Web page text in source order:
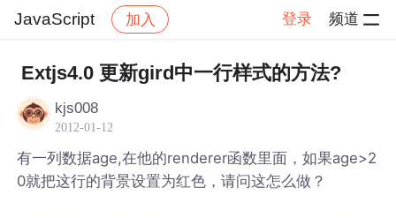
JavaScript 加入 登录 频道
社区 JavaScript 帖子详情
Extjs4.0 更新gird中一行样式的方法?
kjs008
2012-01-12
有一列数据age,在他的renderer函数里面，如果age>2
0就把这行的背景设置为红色，请问这怎么做？